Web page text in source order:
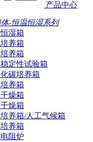
产品中心
体-恒温恒湿系列
湿箱
养箱
养箱
定性试验箱
碳培养箱
养箱
燥箱
燥箱
养箱/人工气候箱
养箱
阻炉